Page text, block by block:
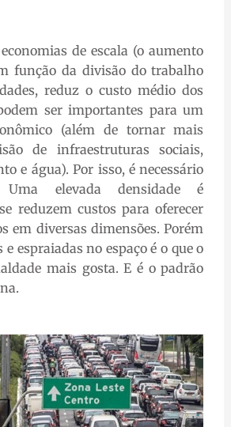
de escala (o aumento
função da divisão do trabalho
reduz o custo médio dos
ser importantes para um
(além de tornar mais
de infraestruturas sociais,
e água). Por isso, é necessário
Uma elevada densidade é
reduzem custos para oferecer
em diversas dimensões. Porém
espraiadas no espaço é o que o
mais gosta. E é o padrão